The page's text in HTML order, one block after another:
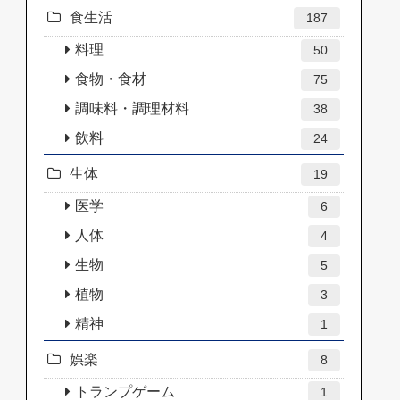
食生活 187
料理 50
食物・食材 75
調味料・調理材料 38
飲料 24
生体 19
医学 6
人体 4
生物 5
植物 3
精神 1
娯楽 8
トランプゲーム 1